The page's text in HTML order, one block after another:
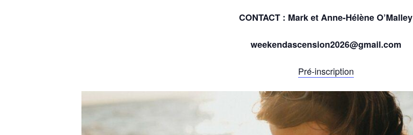
CONTACT : Mark et Anne-Hélène O’Malley
weekendascension2026@gmail.com
Pré-inscription